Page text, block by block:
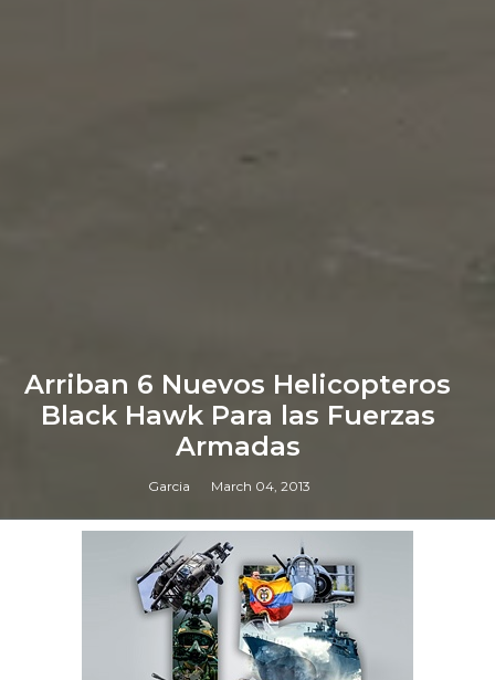
Arriban 6 Nuevos Helicopteros
Black Hawk Para las Fuerzas
Armadas
Garcia March 04, 2013